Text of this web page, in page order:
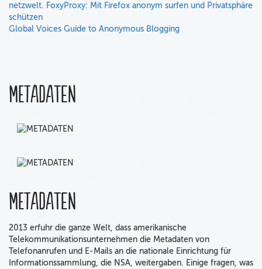
netzwelt. FoxyProxy: Mit Firefox anonym surfen und Privatsphäre
schützen
Global Voices Guide to Anonymous Blogging
Metadaten
Metadaten
2013 erfuhr die ganze Welt, dass amerikanische
Telekommunikationsunternehmen die Metadaten von
Telefonanrufen und E-Mails an die nationale Einrichtung für
Informationssammlung, die NSA, weitergaben. Einige fragen, was